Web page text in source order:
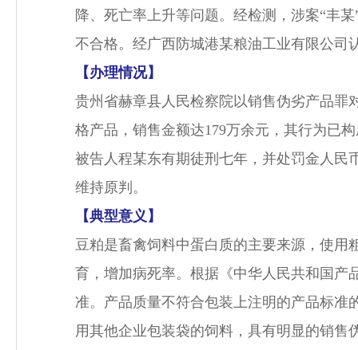
降、死亡率上升等问题。经检测，涉案“丰
不合格。经广西防城港某粮油工业有限公司
【办理情况】
贵州省赫章县人民检察院以销售伪劣产品罪
格产品，销售金额达179万余元，其行为已
被告人程某东有期徒刑七年，并处罚金人民
维持原判。
【典型意义】
豆粕是畜禽饲料中蛋白质的主要来源，使
育，增加病死率。根据《中华人民共和国产
准。产品质量不符合包装上注明的产品标准
用其他企业包装袋的饲料，具有明显的销